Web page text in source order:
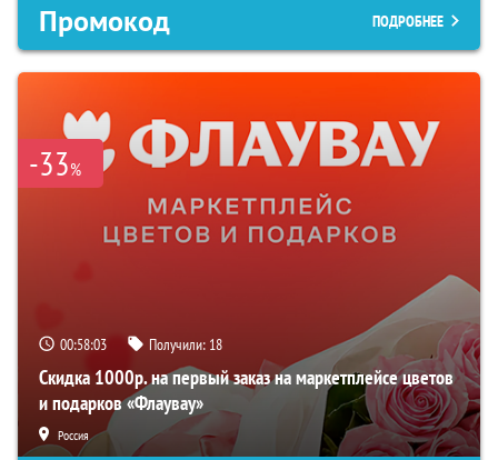
Промокод ПОДРОБНЕЕ
-33%
00:58:02 Получили: 18
Скидка 1000р. на первый заказ на маркетплейсе цветов
и подарков «Флаувау»
Россия